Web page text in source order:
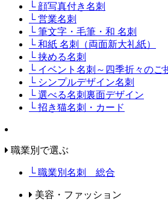
└ 顔写真付き名刺
└ 営業名刺
└ 筆文字・毛筆・和 名刺
└ 和紙 名刺（両面新大礼紙）
└ 挟める名刺
└ イベント名刺～四季折々のご
└ シンプルデザイン名刺
└ 選べる名刺裏面デザイン
└ 招き猫名刺・カード
職業別で選ぶ
└ 職業別名刺 総合
美容・ファッション